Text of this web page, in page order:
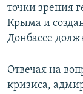
точки зрения
Крыма и
Донбассе
Отвечая на
кризиса,